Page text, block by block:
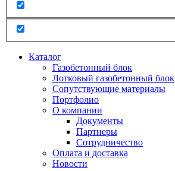
Каталог
Газобетонный блок
Лотковый газобетонный блок
Сопутствующие материалы
Портфолио
О компании
Документы
Партнеры
Сотрудничество
Оплата и доставка
Новости